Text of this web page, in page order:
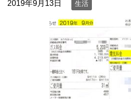
2019年9月13日 生活